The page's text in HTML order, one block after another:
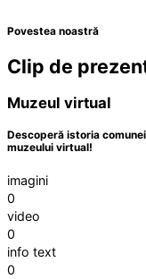
Povestea noastră
Clip de
Muzeul virtual
Descoperă istoria
muzeului virtual!
imagini
0
video
0
info text
0